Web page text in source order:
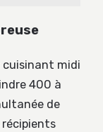
cuisinant midi
400 à
de
récipients